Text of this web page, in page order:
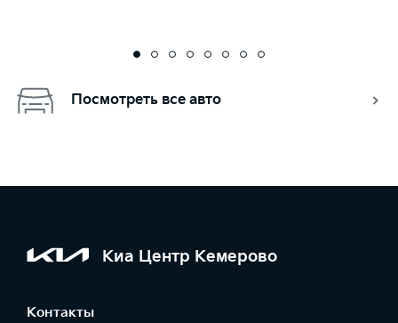
Посмотреть все авто
Киа Центр Кемерово
Контакты